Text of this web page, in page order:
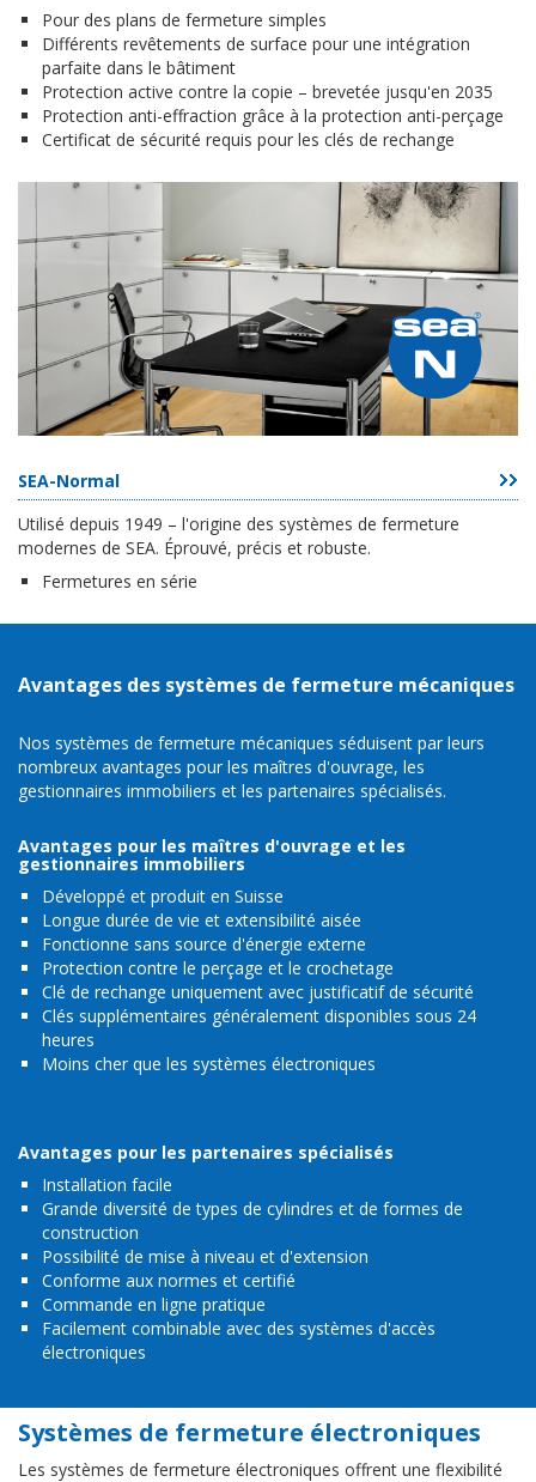
Pour des plans de fermeture simples
Différents revêtements de surface pour une intégration
parfaite dans le bâtiment
Protection active contre la copie – brevetée jusqu'en 2035
Protection anti-effraction grâce à la protection anti-perçage
Certificat de sécurité requis pour les clés de rechange
SEA-Normal
Utilisé depuis 1949 – l'origine des systèmes de fermeture
modernes de SEA. Éprouvé, précis et robuste.
Fermetures en série
Avantages des systèmes de fermeture mécaniques
Nos systèmes de fermeture mécaniques séduisent par leurs
nombreux avantages pour les maîtres d'ouvrage, les
gestionnaires immobiliers et les partenaires spécialisés.
Avantages pour les maîtres d'ouvrage et les
gestionnaires immobiliers
Développé et produit en Suisse
Longue durée de vie et extensibilité aisée
Fonctionne sans source d'énergie externe
Protection contre le perçage et le crochetage
Clé de rechange uniquement avec justificatif de sécurité
Clés supplémentaires généralement disponibles sous 24
heures
Moins cher que les systèmes électroniques
Avantages pour les partenaires spécialisés
Installation facile
Grande diversité de types de cylindres et de formes de
construction
Possibilité de mise à niveau et d'extension
Conforme aux normes et certifié
Commande en ligne pratique
Facilement combinable avec des systèmes d'accès
électroniques
Systèmes de fermeture électroniques
Les systèmes de fermeture électroniques offrent une flexibilité